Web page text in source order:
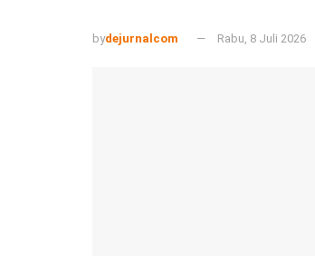
bydejurnalcom Rabu, 8 Juli 2026